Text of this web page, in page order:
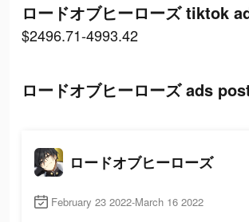
ロードオブヒーローズ tiktok
$2496.71-4993.42
ロードオブヒーローズ ads
ロードオブヒーローズ
February 23 2022-March 16 2022